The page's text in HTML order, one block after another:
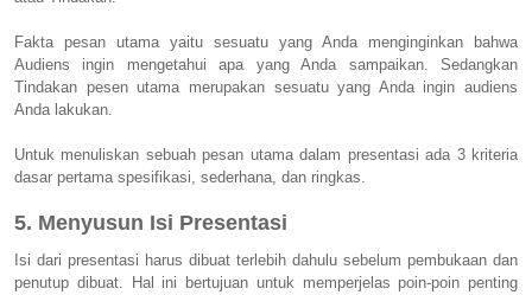
Fakta pesan utama yaitu sesuatu yang Anda menginginkan bahwa
Audiens ingin mengetahui apa yang Anda sampaikan. Sedangkan
Tindakan pesen utama merupakan sesuatu yang Anda ingin audiens
Anda lakukan.
Untuk menuliskan sebuah pesan utama dalam presentasi ada 3 kriteria
dasar pertama spesifikasi, sederhana, dan ringkas.
5. Menyusun Isi Presentasi
Isi dari presentasi harus dibuat terlebih dahulu sebelum pembukaan dan
penutup dibuat. Hal ini bertujuan untuk memperjelas poin-poin penting